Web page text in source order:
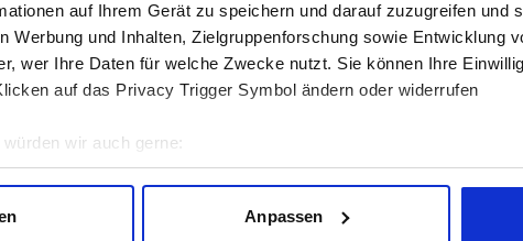
auf Ihrem Gerät zu speichern und darauf zuzugreifen und
Werbung und Inhalten, Zielgruppenforschung sowie Entwicklung
wer Ihre Daten für welche Zwecke nutzt. Sie können Ihre
auf das Privacy Trigger Symbol ändern oder widerrufen
wir auch gerne:
Ihre geografische Lage erfassen, welche bis auf einige Meter
wie Ihre persönlichen Daten verarbeitet werden, und legen Sie
Anpassen